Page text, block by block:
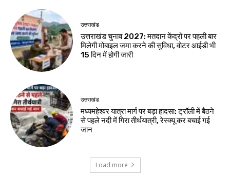
उत्तराखंड
उत्तराखंड चुनाव 2027: मतदान केंद्रों पर पहली बार
मिलेगी मोबाइल जमा करने की सुविधा, वोटर आईडी भी
15 दिन में होगी जारी
उत्तराखंड
मध्यमहेश्वर यात्रा मार्ग पर बड़ा हादसा: ट्रॉली में बैठने
से पहले नदी में गिरा तीर्थयात्री, रेस्क्यू कर बचाई गई
जान
Load more